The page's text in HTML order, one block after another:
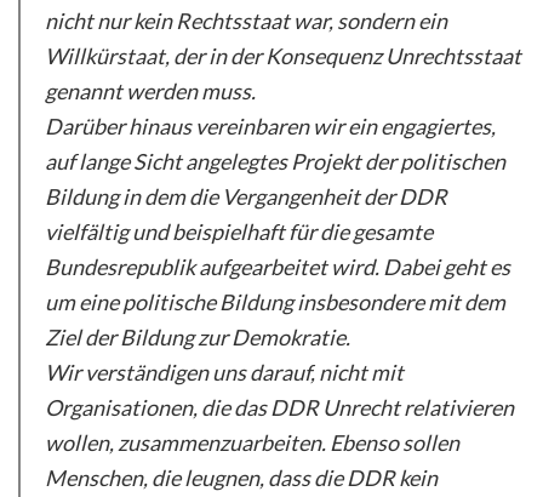
nicht nur kein Rechtsstaat war, sondern ein
Willkürstaat, der in der Konsequenz Unrechtsstaat
genannt werden muss.
Darüber hinaus vereinbaren wir ein engagiertes,
auf lange Sicht angelegtes Projekt der politischen
Bildung in dem die Vergangenheit der DDR
vielfältig und beispielhaft für die gesamte
Bundesrepublik aufgearbeitet wird. Dabei geht es
um eine politische Bildung insbesondere mit dem
Ziel der Bildung zur Demokratie.
Wir verständigen uns darauf, nicht mit
Organisationen, die das DDR Unrecht relativieren
wollen, zusammenzuarbeiten. Ebenso sollen
Menschen, die leugnen, dass die DDR kein